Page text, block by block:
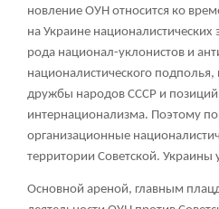
новление ОУН относится ко
на Украине
рода национал-уклонистов и
националистического
дружбы народов СССР и позиций
интернационализма. Поэтому
организационные
территории Советской. Украины
Основной ареной, главным